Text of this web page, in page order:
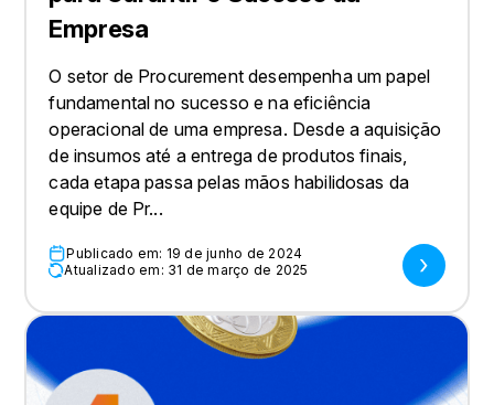
Empresa
O setor de Procurement desempenha um papel
fundamental no sucesso e na eficiência
operacional de uma empresa. Desde a aquisição
de insumos até a entrega de produtos finais,
cada etapa passa pelas mãos habilidosas da
equipe de Pr...
Publicado em: 19 de junho de 2024
Atualizado em: 31 de março de 2025